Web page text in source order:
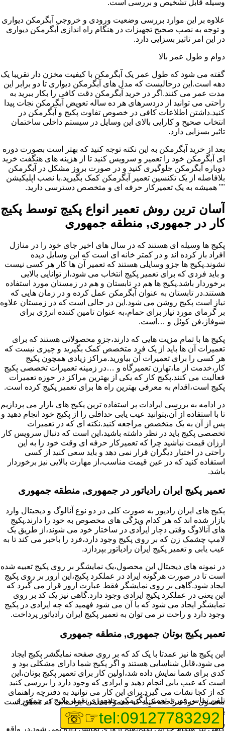
وسیله قابل تشخیص و بررسی است.
علاوه بر این موارد بررسی وضعیت ورودی و خروجی آبگرمکن دیواری
و توجه به نصب صحیح تجهیزات در هنگام راه اندازی آبگرمکن دیواری
در این امر تاثیر بسزایی دارد.
دوام و طول عمر بالا
گفته می شود که طول عمر یک آبگرمکن با کیفیت مخزن دار تقریبا یک
دهه است.این درحالیست که مدل های آبگرمکن دیواری تا دو برابر این
مدت عمر می کنند.اگر در خرید آبگرمکن دقت کافی را بکار ببرید به
راحتی می توانید از دردسرهای هر ده ساله تعویض آبگرمکن نجات پیدا
کنید.داشتن اطلاعات کافی در خصوص تفاوت پکیج و آبگرمکن در
انتخاب صحیح و کارایی بالای این وسایل در سیستم داخلی ساختمان
تاثیر بسزایی دارد.
بعد از خرید آبگرمکن به این نکته توجه کنید که بهتر است بصورت دوره
ای آبگرمکن خود را تعمیر و سرویس کنید تا از هزینه های هنگفت خرید
دوباره آبگرمکن جلوگیری کنید و در صورت بروز مشکل در آبگرمکن
بلافاصله از یک تکنسین تعمیر آبگرمکن کمک بگیرید.با نصب اپلیکیشن
"" همیشه به یک تعمیرکار حرفه ای و متخصص دسترسی دارید.
آسان ترین روش تعمیر انواع پکیج توسط پکیج
کار در جمهوری, منطقه جمهوری
پکیج ها وسیله ای هستند که در سال های اخیر جای خود را در منازل
افراد باز کرده اند و در کمتر خانه ای است که این وسایل دیده
نشوند.پکیج ها جزو وسایلی هستند که تعمیر آن ها کار هر کسی نیست
و باید فردی که برای تعمیر پکیج انتخاب می شود،از توانایی بالایی
برخوردار باشد.پکیج ها هم در تابستان و هم در زمستان مورد استفاده
هستند.در تابستان به عنوان آبگرمکن عمل کرده و در زمان هایی که
نیاز است پکیج روشن می شود.این در حالی است که در زمستان علاوه
بر گرمای مورد نیاز برای حمام،به عنوان تامین کننده انرژی برای
شوفاژ،فن کوئل و …است.
پکیج ها با تمام مزیت هایی که دارند،جزو محصولاتی هستند که برای
تعمیرات آن ها باید از یک فرد متخصص کمک بگیرید و چیزی نیست که
هر کسی را برای تعمیرات آن بیاورید.مراکز زیادی همچون پکیج
کار،خدمت از ما،تهارن تعمیرگاه و …در زمینه تعمیرات تخصصی پکیج
فعالیت می کنند.پکیج کار که یکی از بهترین مراکز در حوزه تعمیرات
پکیج است،اقدام به معرفی بهترین راه ها برای تعمیر پکیج کرده است.
در ادامه به بررسی ایرادات پر استفاده ترین پکیج های بازار می پردازیم
تا با استفاده از آن،بتوانید عیب یابی حداقلی را از پکیج خود انجام دهید و
پس از آن به یک متخصص مراجعه کنید.نکته ای که در تعمیرات
تخصصی پکیج باید در نظر داشته باشید،این است که دنبال سرویس کار
ارزان قیمت نباشید چرا که تعمیرکار حرفه ای وقت خود را به این
راحتی در اختیار دیگران قرار نمی دهد و باید سعی کنید از کسی
استفاده کنید که در عین قیمت مناسب،از مهارت بالایی نیز برخوردار
باشد.
تعمیر پکیج ایران رادیاتور در جمهوری, منطقه جمهوری
پکیج های ایران رادیور به صورت کلی در دو نوع آنالوگ و دیجیتال وارد
بازار شده اند که هر کدام ویژگی های مخصوص به خود را دارند.پکیج
های آنالاوگ وقتی دچار ایرادی در ساختار خود می شوند،از طریق یک
لامپ چشمک زن که بر روی پکیج وجود دارد،فرد را باخبر می کند تا به
عیب یابی و تعمیر پکیج ایران رادیاتور بپردازد.
در نمونه های دیجیتال این محصول،یک نمایشگر بر روی پکیج تعبیه شده
است تا در صورت هرگونه ایراد در عملکرد پکیج،این ارور بر روی پکیج
ایجاد شود.گاهی بر روی نمایشگر فقط عبارت ارور قرار می گیرد که
این یعنی در عملکرد پکیج ایرادی وجود دارد.گاهی نیز یک کد بر روی
نمایشگر ایجاد می شود که با آن می شود فهمید که چه ایرادی در پکیج
وجود دارد و راحت تر می توان به تعمیر پکیج ایران رادیاتور پرداخت.
تعمیر پکیج بوتان جمهوری, منطقه جمهوری
این پکیج ها نیز عمدتا با یک کد که بر روی صفحه نمایگشر پکیج ایجاد
می شود،قابل شناسایی هستند و اگر پکیج شما دارای مشکلی بود و
کدی برای شما نمایش داده شد،اولین کار برای تعمیر پکیج بوتان،این
است که عیب یابی انجام دهید و ایرادی که وجود دارد را بررسی کنید
که از کجا نشات می گیرد.برای این کار می توانید به دفترچه راهنمای
محصول خود مراجعه کنید که معمولا تمامی ایرادهایی که ممکن است
برای پکیج پیش بیاید در آن قرار گرفته است.
گاهی نیز هنگام خرابی پکیج،هیچ اروری نمایش داده نمی شود.در واقع
تلفن تماس فوریتعمیر آبگرمکن جمهوری,تعمیر پکیج در جمهوری
tel:09127783292
☞☏